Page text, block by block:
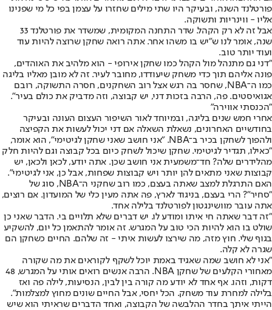
פורטלנד השנה, ובעיקר היו שתי מילים שחזרו על עצמן בפי כל מי שפנינו
אליו - ווינריות ותשוקה.
אבל זה לא רק הקהל. שדר התחנה המקומית, שמשדר את פורטלנד 33
שנה, אומר לנו ש"יש בו משהו אחר. אתה רואה שחקן שרוצה להיות עוד
ועוד יותר טוב.
"דני גם מתנהל מול הקהל כמו שחקן אירופי - הוא מלהיב את האוהדים,
פונה אליהם תוך כדי משחק שיעודדו, מחובר לעיר. זה לא מובן מאליו בליגה
כמו ה־NBA, שחסר בה רגש אצל רוב השחקנים, חסרה התשוקה, רובם
אגואיסטים. פה, הרבה בזכות דני, יש קבוצה, וזה מדביק את כולם בעיר".
"הכנסתי אווירה"
אחרי חמש שנים בליגה, ובמיוחד לאור השיפור העצום העונה ובעיקר
בחודשיים האחרונים, נשאלת השאלה אם דני יכול לעשות את הקפיצה
ולהפוך לשחקן בכיר ב־NBA. "אני חושב שאני שחקן לגיטימי", הוא אומר,
"כאילו, תגדיר לגיטימי. שחקן שיכול לשחק כיום בכל קבוצה וגם להיות חלק
מהלידרים שלה? חד־משמעית אני חושב שכן. אתה יודע, לכאן ולכאן, יש
קבוצות שאני מתאים להן יותר ויש קבוצות שפחות, אבל כן, אני לגיטימי".
האם התרגלת למצב שאתה בעצם, כמו רוב שחקני ה־NBA, סוג של
"סחיר"? הרי בעצם, בניגוד לארץ, פה אתה מעין כלי של המועדון. אם רוצים,
אתה עובר מוושינגטון לפורטלנד בלילה אחד.
"זה דבר שאתה חי איתו ומודע לו. יש דברים שלא תלויים בי. הדבר שאני כן
שולט בו הוא להיות הכי טוב על המגרש. זה אומר להתאמן כל יום, להשקיע
בגוף שלי. חוץ מזה, מה שירצו לעשות איתי - זה שלהם. החיים כשחקן הם
שגרה לא קלה.
"אני לא חושב שמה שאגיד באמת יוכל לשקף לקוראים את מה שקורה
מאחורי הקלעים של שחקן NBA. הרבה אנשים רואים אותי על המגרש, 48
דקות, וזהו. אף אחד לא יודע מה קורה בין לבין, הנסיעות, לילה פה ואז
בלילה למחרת עוד משחק. הכל יחסי, אבל החיים שונים מחוץ למצלמות".
הייתי איתך בחדר ההלבשה של הקבוצה, ואחד הדברים שראיתי הוא שיש